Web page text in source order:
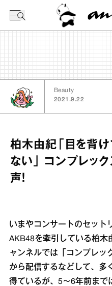
Beauty
2021.9.22
柏木由紀「目を背
ない」 コンプレッ
声！
いまやコンサートのセット
AKB48を牽引している柏木
ャンネルでは「コンプレッ
から配信するなどして、多
得ているが、5～6年前まで